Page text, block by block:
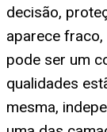
decisão,
aparece
pode ser um
qualidades
mesma,